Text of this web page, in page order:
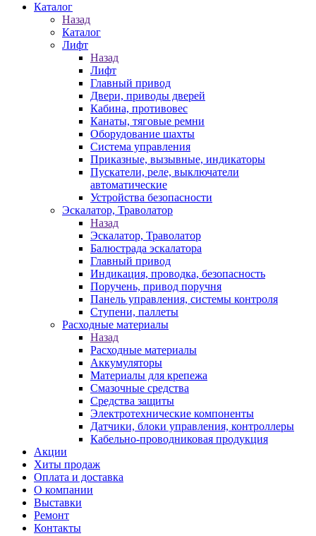
Каталог
Назад
Каталог
Лифт
Назад
Лифт
Главный привод
Двери, приводы дверей
Кабина, противовес
Канаты, тяговые ремни
Оборудование шахты
Система управления
Приказные, вызывные, индикаторы
Пускатели, реле, выключатели
автоматические
Устройства безопасности
Эскалатор, Траволатор
Назад
Эскалатор, Траволатор
Балюстрада эскалатора
Главный привод
Индикация, проводка, безопасность
Поручень, привод поручня
Панель управления, системы контроля
Ступени, паллеты
Расходные материалы
Назад
Расходные материалы
Аккумуляторы
Материалы для крепежа
Смазочные средства
Средства защиты
Электротехнические компоненты
Датчики, блоки управления, контроллеры
Кабельно-проводниковая продукция
Акции
Хиты продаж
Оплата и доставка
О компании
Выставки
Ремонт
Контакты